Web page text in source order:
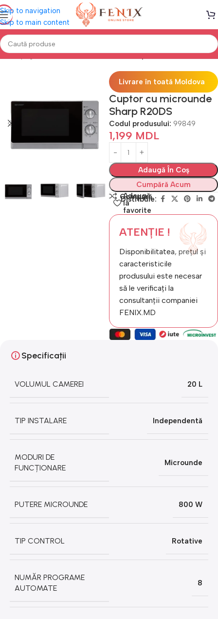
Skip to navigation
Skip to main content
Prima pagină Electrocasnice Bucătărie Cuptoare cu microunde
Livrare în toată Moldova
Cuptor cu microunde
Sharp R20DS
Codul produsului: 99849
1,199 MDL
Adaugă În Coș
Cumpără Acum
Compară
Adaugă
la
favorite
Distribuie:
ATENȚIE !
Disponibilitatea, prețul și
caracteristicile
produsului este necesar
să le verificați la
consultanții companiei
FENIX.MD
Specificații
VOLUMUL CAMEREI 20 L
TIP INSTALARE Independentă
MODURI DE
FUNCȚIONARE
Microunde
PUTERE MICROUNDE 800 W
TIP CONTROL Rotative
NUMĂR PROGRAME
AUTOMATE
8